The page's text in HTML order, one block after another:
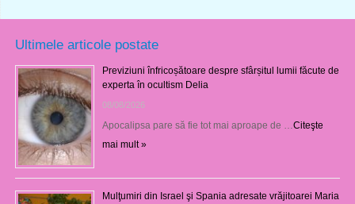
Ultimele articole postate
Previziuni înfricoșătoare despre sfârșitul lumii făcute de
experta în ocultism Delia
08/08/2026
Apocalipsa pare să fie tot mai aproape de …Citeşte
mai mult »
Mulţumiri din Israel şi Spania adresate vrăjitoarei Maria